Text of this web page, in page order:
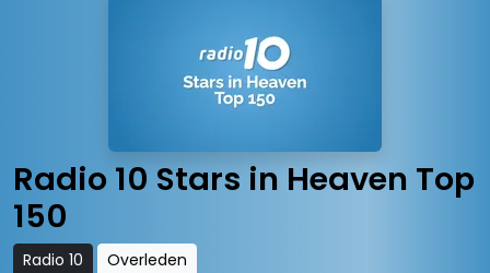
Radio 10 Stars in Heaven Top
150
Radio 10 Overleden